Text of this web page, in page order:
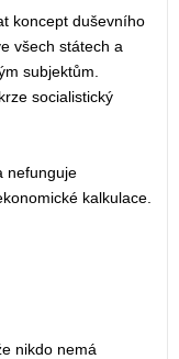
koncept duševního
všech státech a
subjektům.
socialistický
nefunguje
kalkulace.
nikdo nemá